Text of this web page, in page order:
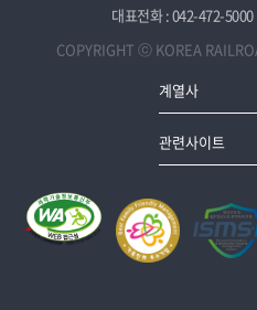
대표전화 : 042-472-5000
COPYRIGHT ⓒ KOREA
계열사
관련사이트